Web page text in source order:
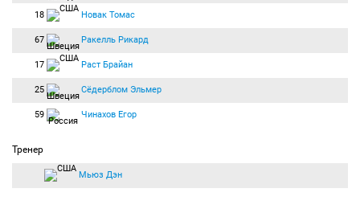
18 Новак Томас
67 Ракелль Рикард
17 Раст Брайан
25 Сёдерблом Эльмер
59 Чинахов Егор
Тренер
Мьюз Дэн